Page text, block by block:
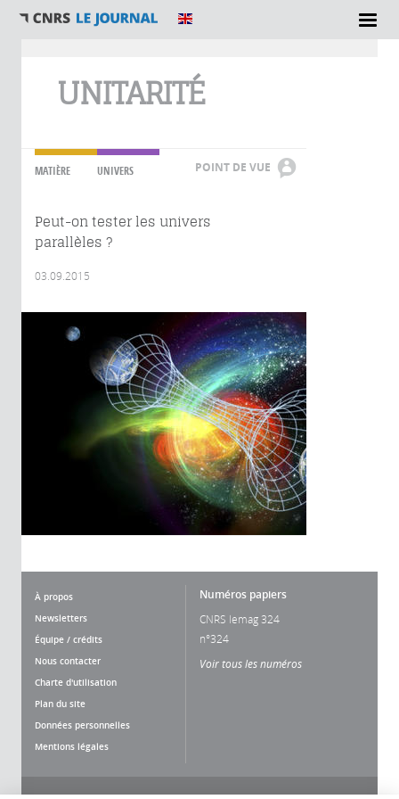
UNITARITÉ
MATIÈRE UNIVERS POINT DE VUE
Peut-on tester les univers
parallèles ?
03.09.2015
À propos
Newsletters
Équipe / crédits
Nous contacter
Charte d'utilisation
Plan du site
Données personnelles
Mentions légales
Numéros papiers
CNRS lemag 324
n°324
Voir tous les numéros